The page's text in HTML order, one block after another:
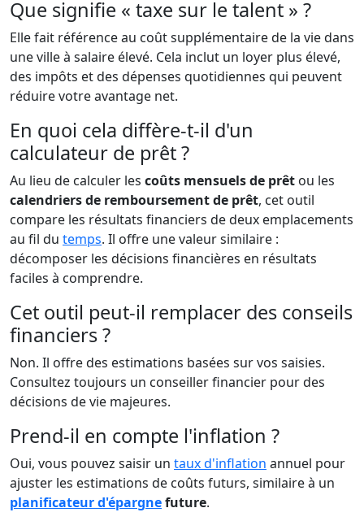
Que signifie « taxe sur le talent » ?
Elle fait référence au coût supplémentaire de la vie dans
une ville à salaire élevé. Cela inclut un loyer plus élevé,
des impôts et des dépenses quotidiennes qui peuvent
réduire votre avantage net.
En quoi cela diffère-t-il d'un
calculateur de prêt ?
Au lieu de calculer les coûts mensuels de prêt ou les
calendriers de remboursement de prêt, cet outil
compare les résultats financiers de deux emplacements
au fil du temps. Il offre une valeur similaire :
décomposer les décisions financières en résultats
faciles à comprendre.
Cet outil peut-il remplacer des conseils
financiers ?
Non. Il offre des estimations basées sur vos saisies.
Consultez toujours un conseiller financier pour des
décisions de vie majeures.
Prend-il en compte l'inflation ?
Oui, vous pouvez saisir un taux d'inflation annuel pour
ajuster les estimations de coûts futurs, similaire à un
planificateur d'épargnefuture.